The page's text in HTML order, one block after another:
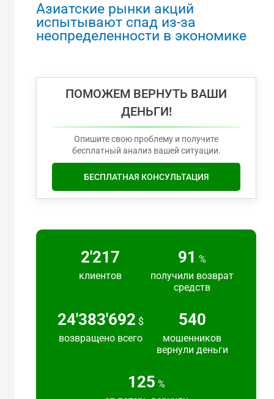
Азиатские рынки акций
испытывают спад из-за
неопределенности в экономике
ПОМОЖЕМ ВЕРНУТЬ ВАШИ
ДЕНЬГИ!
Опишите свою проблему и получите
бесплатный анализ вашей ситуации.
БЕСПЛАТНАЯ КОНСУЛЬТАЦИЯ
2'217
клиентов
91 %
получили возврат
средств
24'383'692 $
возвращено всего
540
мошенников
вернули деньги
125 %